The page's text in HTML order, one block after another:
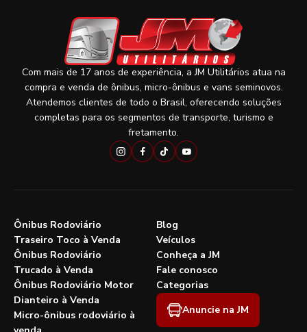
Com mais de 17 anos de experiência, a JM Utilitários atua na
compra e venda de ônibus, micro-ônibus e vans seminovos.
Atendemos clientes de todo o Brasil, oferecendo soluções
completas para os segmentos de transporte, turismo e
fretamento.
Ônibus Rodoviário
Traseiro Toco à Venda
Ônibus Rodoviário
Trucado à Venda
Ônibus Rodoviário Motor
Dianteiro à Venda
Micro-ônibus rodoviário à
Blog
Veículos
Conheça a JM
Fale conosco
Categorias
Anuncie na JM